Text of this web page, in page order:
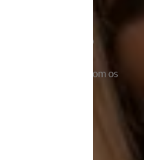
UM CABELO
para cuidados com os